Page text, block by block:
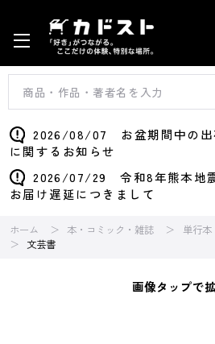
2026/08/07 お盆期間中の出
に関するお知らせ
2026/07/29 令和8年熊本地
お届け遅延につきまして
ホーム 本・コミック・雑誌 単行本
文芸書
画像タップで